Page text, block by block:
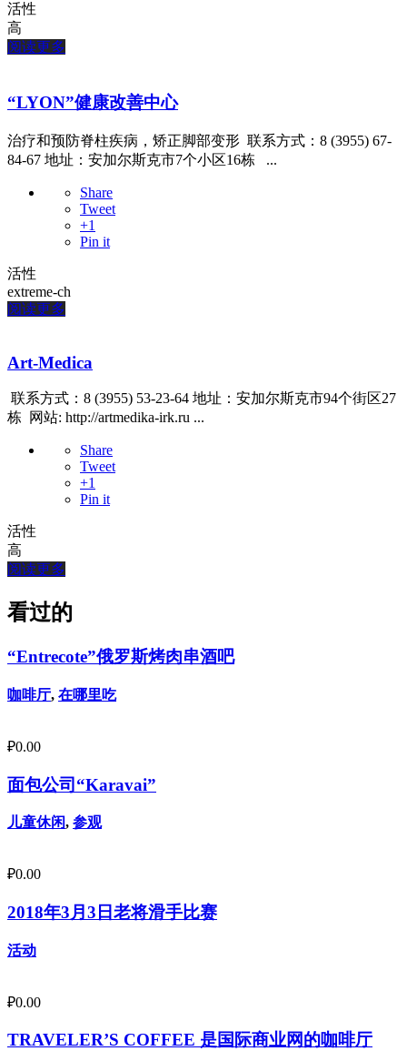
活性
高
阅读更多
“LYON”健康改善中心
治疗和预防脊柱疾病，矫正脚部变形 联系方式：8 (3955) 67-
84-67 地址：安加尔斯克市7个小区16栋 ...
Share
Tweet
+1
Pin it
活性
extreme-ch
阅读更多
Art-Medica
联系方式：8 (3955) 53-23-64 地址：安加尔斯克市94个街区27
栋 网站: http://artmedika-irk.ru ...
Share
Tweet
+1
Pin it
活性
高
阅读更多
看过的
“Entrecote”俄罗斯烤肉串酒吧
咖啡厅, 在哪里吃
₽0.00
面包公司“Karavai”
儿童休闲, 参观
₽0.00
2018年3月3日老将滑手比赛
活动
₽0.00
TRAVELER’S COFFEE 是国际商业网的咖啡厅